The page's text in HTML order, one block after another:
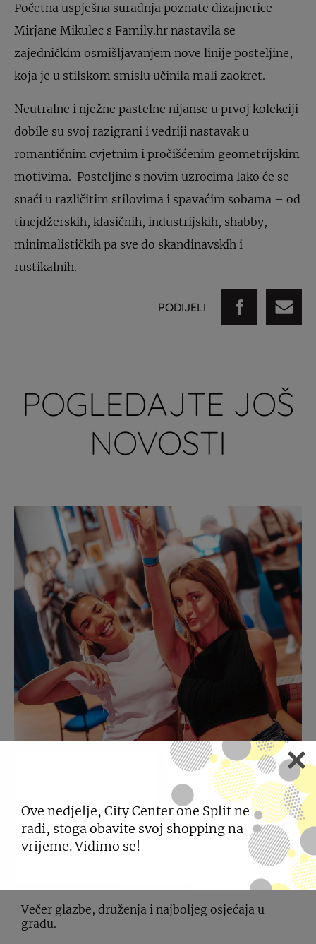
Početna uspješna suradnja poznate dizajnerice
Mirjane Mikulec s Family.hr nastavila se
zajedničkim osmišljavanjem nove linije posteljine,
koja je u stilskom smislu učinila mali zaokret.
Neutralne i nježne pastelne nijanse u prvoj kolekciji
dobile su svoj razigrani i vedriji nastavak u
romantičnim cvjetnim i pročišćenim geometrijskim
motivima. Posteljine s novim uzrocima lako će se
snaći u različitim stilovima i spavaćim sobama – od
tinejdžerskih, klasičnih, industrijskih, shabby,
minimalističkih pa sve do skandinavskih i
rustikalnih.
PODIJELI
POGLEDAJTE JOŠ
NOVOSTI
GOOD VIBES NIGHT U
KONTRALOOPU
Večer glazbe, druženja i najboljeg osjećaja u
gradu.
Ove nedjelje, City Center one Split ne
radi, stoga obavite svoj shopping na
vrijeme. Vidimo se!